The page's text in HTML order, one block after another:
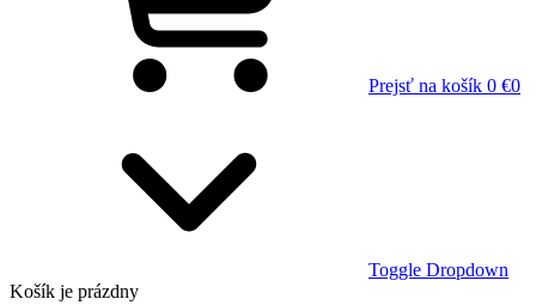
Prejsť na košík 0 €0
Toggle Dropdown
Košík je prázdny